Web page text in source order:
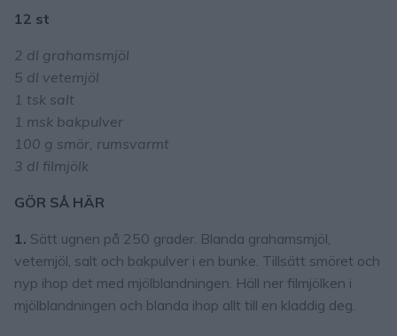
12 st
2 dl grahamsmjöl
5 dl vetemjöl
1 tsk salt
1 msk bakpulver
100 g smör, rumsvarmt
3 dl filmjölk
GÖR SÅ HÄR
1. Sätt ugnen på 250 grader. Blanda grahamsmjöl,
vetemjöl, salt och bakpulver i en bunke. Tillsätt smöret och
nyp ihop det med mjölblandningen. Häll ner filmjölken i
mjölblandningen och blanda ihop allt till en kladdig deg.